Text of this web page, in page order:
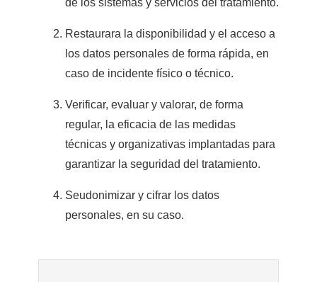
Restaurara la disponibilidad y el acceso a
los datos personales de forma rápida, en
caso de incidente físico o técnico.
Verificar, evaluar y valorar, de forma
regular, la eficacia de las medidas
técnicas y organizativas implantadas para
garantizar la seguridad del tratamiento.
Seudonimizar y cifrar los datos
personales, en su caso.